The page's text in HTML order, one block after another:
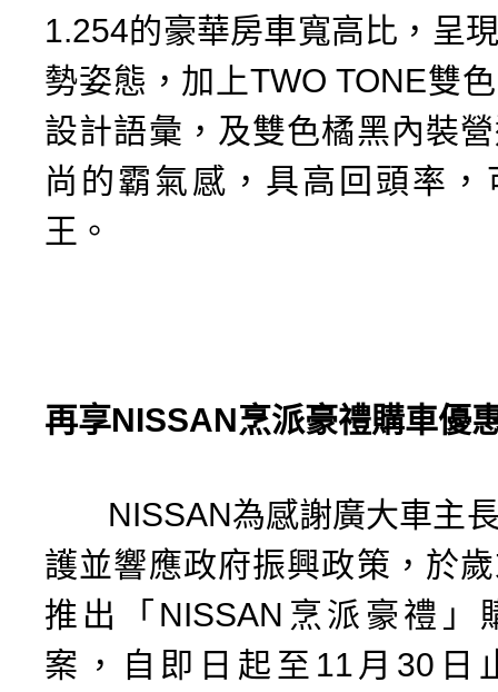
1.254的豪華房車寬高比，呈
勢姿態，加上TWO TONE雙
設計語彙，及雙色橘黑內裝
尚的霸氣感，具高回頭率，
王。
再享NISSAN烹派豪禮購車優
NISSAN為感謝廣大車主長
護並響應政府振興政策，於
推出「NISSAN烹派豪禮」
案，自即日起至11月30日